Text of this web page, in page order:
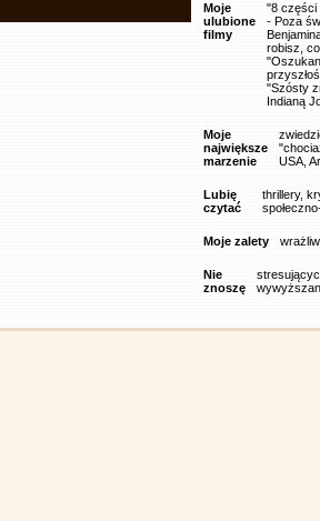
Moje
ulubione
filmy
"8 części
- Poza
robisz,
"Szósty
Indianą
Moje
największe
marzenie
USA,
Lubię
czytać
thrillery,
Moje zalety
Nie
znoszę